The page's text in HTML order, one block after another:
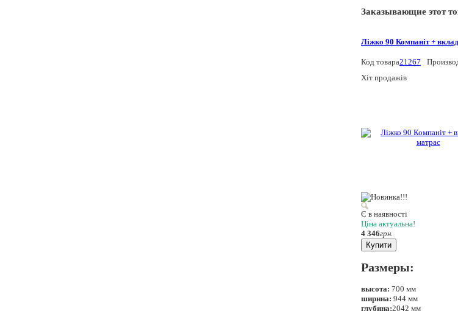
Заказывающие этот
Ліжко 90 Компаніт +
Код товара21267
Хіт продажів
Є в наявності
Ціна актуальна!
4 346грн.
Купити
Размеры:
высота: 700 мм
ширина: 944 мм
глубина:2042 мм